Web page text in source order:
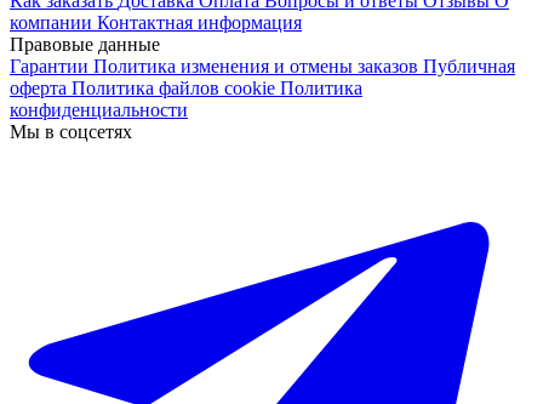
компании Контактная информация
Правовые данные
Гарантии Политика изменения и отмены заказов Публичная
оферта Политика файлов cookie Политика
конфиденциальности
Мы в соцсетях